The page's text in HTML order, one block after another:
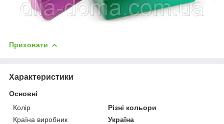
Приховати
Характеристики
Основні
Колір
Різні кольори
Країна виробник
Україна